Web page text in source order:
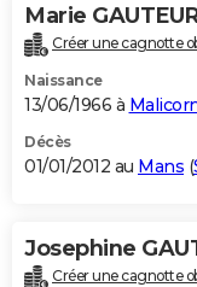
Marie
Créer une cagnotte
Naissance
13/06/1966 à
Décès
01/01/2012 au Mans (
Josephine
Créer une cagnotte